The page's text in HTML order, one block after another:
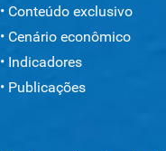
Conteúdo exclusivo
Cenário econômico
Indicadores
Publicações